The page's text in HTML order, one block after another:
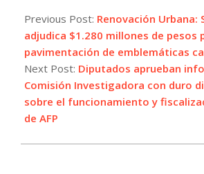
10-
27
Previous Post: Renovación Urbana:
adjudica $1.280 millones de pesos
pavimentación de emblemáticas
Next Post: Diputados aprueban
Comisión Investigadora con duro
sobre el funcionamiento y
de AFP